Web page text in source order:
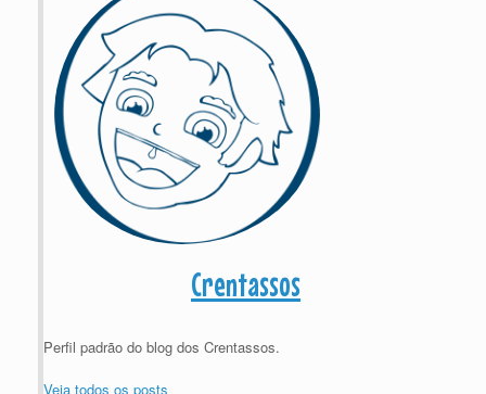
Crentassos
Perfil padrão do blog dos Crentassos.
Veja todos os posts